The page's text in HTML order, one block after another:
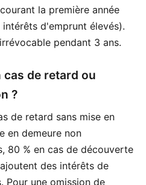
la première année
d'emprunt élevés).
pendant 3 ans.
cas de retard ou
?
de retard sans mise en
en demeure non
80 % en cas de découverte
des intérêts de
Pour une omission de